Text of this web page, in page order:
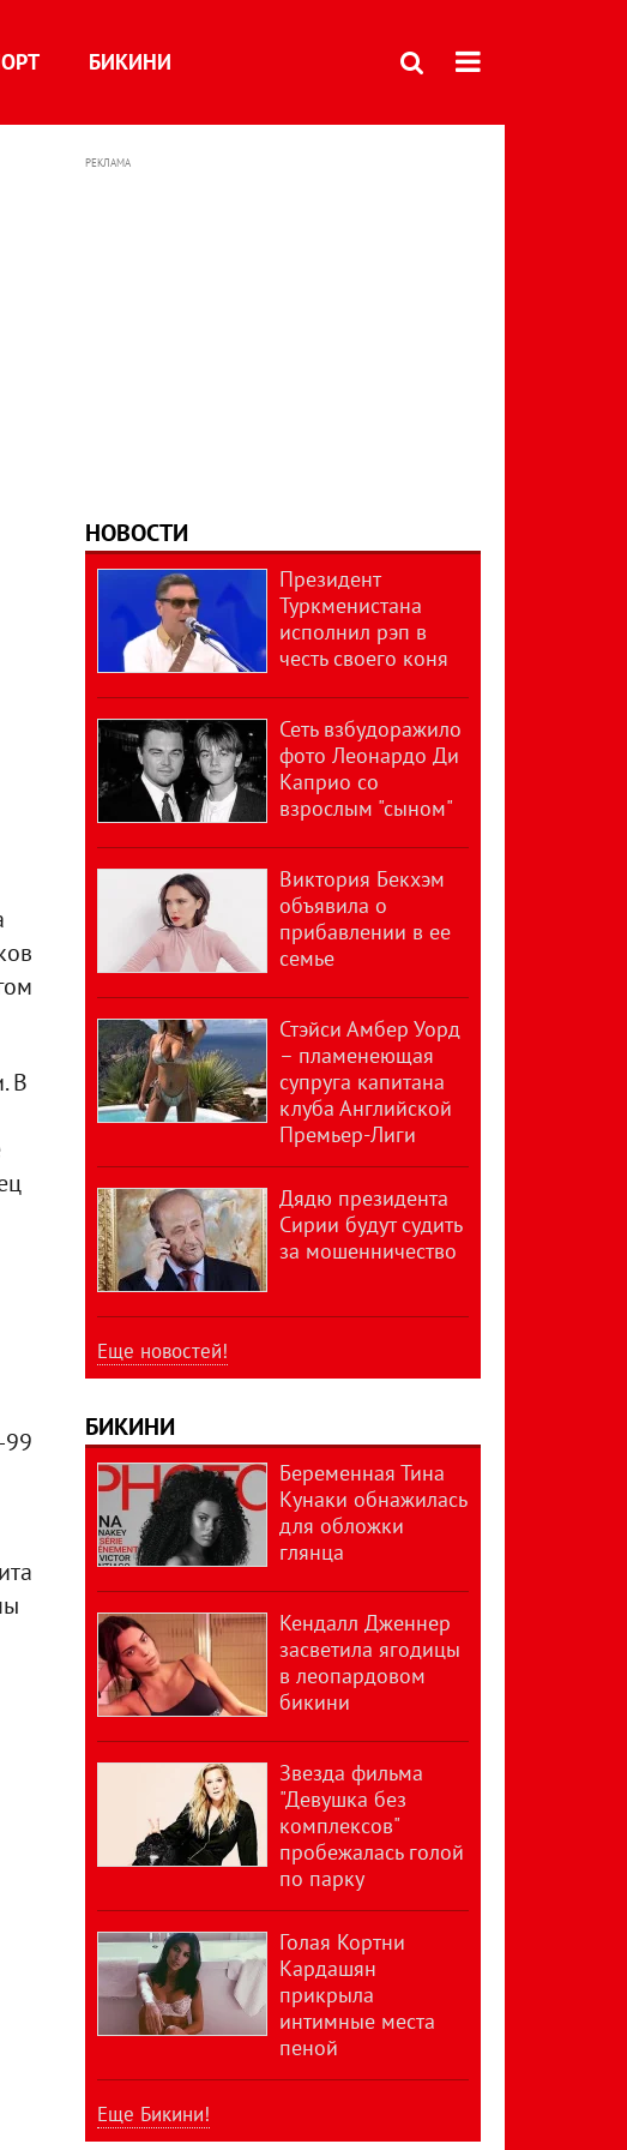
БИКИНИ
В
99
РЕКЛАМА
НОВОСТИ
Президент
Туркменистана
исполнил рэп в
честь своего коня
Сеть взбудоражило
фото Леонардо Ди
Каприо со
взрослым "сыном"
Виктория Бекхэм
объявила о
прибавлении в ее
семье
Стэйси Амбер Уорд
– пламенеющая
супруга капитана
клуба Английской
Премьер-Лиги
Дядю президента
Сирии будут судить
за мошенничество
Еще новостей!
БИКИНИ
Беременная Тина
Кунаки обнажилась
для обложки
глянца
Кендалл Дженнер
засветила ягодицы
в леопардовом
бикини
Звезда фильма
"Девушка без
комплексов"
пробежалась голой
по парку
Голая Кортни
Кардашян
прикрыла
интимные места
пеной
Еще Бикини!